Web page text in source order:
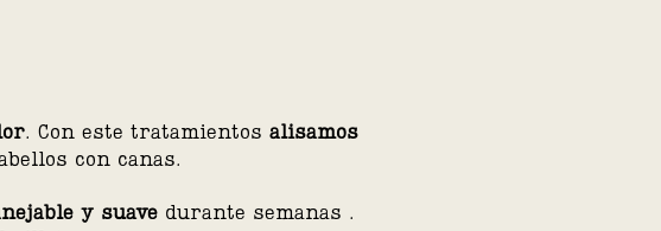
. Con este tratamientos alisamos
con canas.
y suave durante semanas .